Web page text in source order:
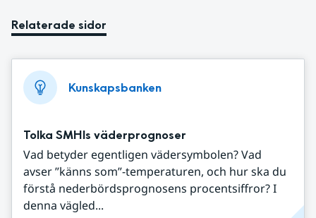
Relaterade sidor
Kunskapsbanken
Tolka SMHIs väderprognoser
Vad betyder egentligen vädersymbolen? Vad
avser ”känns som”-temperaturen, och hur ska du
förstå nederbördsprognosens procentsiffror? I
denna vägled...